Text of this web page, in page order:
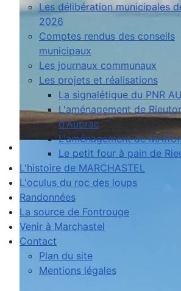
Les délibération municipales
2026
Comptes rendus des conseils
municipaux
Les journaux communaux
Les projets et réalisations
La signalétique du PNR
L'aménagement de
d'Aubrac
L'aménagement de
Le petit four à pain de
L'histoire de MARCHASTEL
L'oculus du roc des loups
Randonnées
La source de Fontrouge
Venir à Marchastel
Contact
Plan du site
Mentions légales